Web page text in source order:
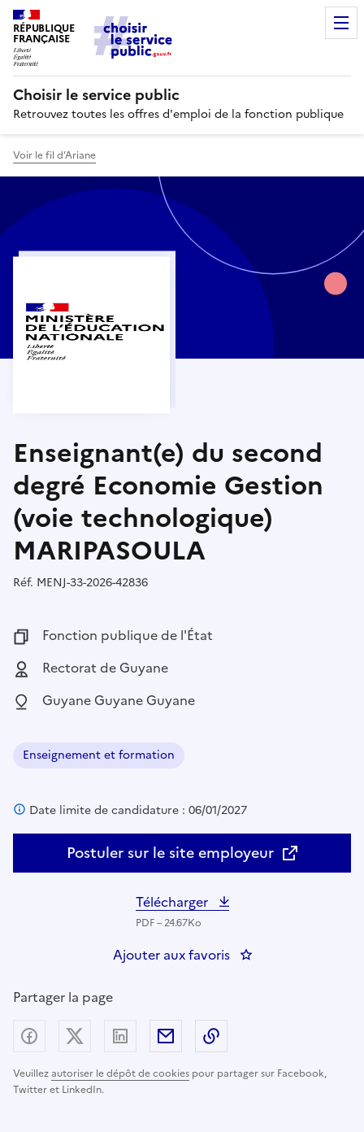
RÉPUBLIQUE
FRANÇAISE
Choisir le service public
Retrouvez toutes les offres d'emploi de la fonction publique
Voir le fil d’Ariane
Enseignant(e) du second
degré Economie Gestion
(voie technologique)
MARIPASOULA
Réf. Référence :
MENJ-33-2026-42836
Fonction publique :
Fonction publique de l'État
Employeur :
Rectorat de Guyane
Localisation :
Guyane Guyane Guyane
Domaine :
Enseignement et formation
Postuler sur le site employeur
Date limite de candidature : 06/01/2027
Télécharger
PDF – 24.67Ko
Ajouter aux favoris : Enseignant(e) du
Partager la page
Veuillezautoriser le dépôt de cookies pour partager sur Facebook,
Twitter et LinkedIn.
Partager sur Facebook
Partager sur X (anciennement Twitter) -
Partager sur LinkedIn
Partager par email